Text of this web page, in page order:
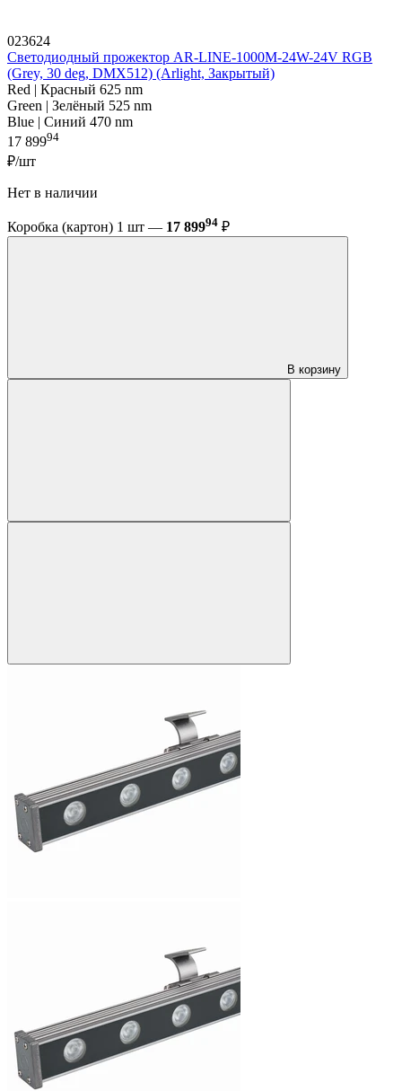
023624
Светодиодный прожектор AR-LINE-1000M-24W-24V RGB
(Grey, 30 deg, DMX512) (Arlight, Закрытый)
Red | Красный 625 nm
Green | Зелёный 525 nm
Blue | Синий 470 nm
17 89994
₽/шт
Нет в наличии
Коробка (картон) 1 шт — 17 89994 ₽
В корзину